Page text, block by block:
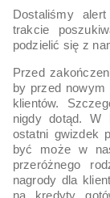
Dostaliśmy
trakcie
podzielić się z
Przed
by przed nowym
klientów.
nigdy dotąd. W
ostatni gwizdek
być może w
przeróżnego
nagrody dla
na kredyty